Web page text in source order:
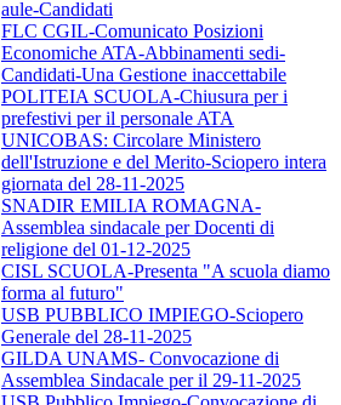
aule-Candidati
FLC CGIL-Comunicato Posizioni
Economiche ATA-Abbinamenti sedi-
Candidati-Una Gestione inaccettabile
POLITEIA SCUOLA-Chiusura per i
prefestivi per il personale ATA
UNICOBAS: Circolare Ministero
dell'Istruzione e del Merito-Sciopero intera
giornata del 28-11-2025
SNADIR EMILIA ROMAGNA-
Assemblea sindacale per Docenti di
religione del 01-12-2025
CISL SCUOLA-Presenta "A scuola diamo
forma al futuro"
USB PUBBLICO IMPIEGO-Sciopero
Generale del 28-11-2025
GILDA UNAMS- Convocazione di
Assemblea Sindacale per il 29-11-2025